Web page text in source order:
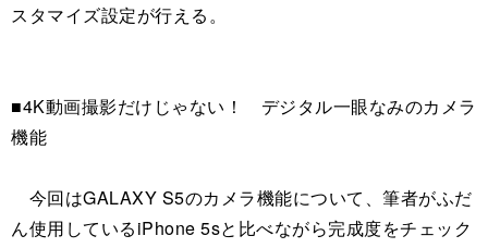
スタマイズ設定が行える。
■4K動画撮影だけじゃない！ デジタル一眼なみのカメラ
機能
今回はGALAXY S5のカメラ機能について、筆者がふだ
ん使用しているiPhone 5sと比べながら完成度をチェック